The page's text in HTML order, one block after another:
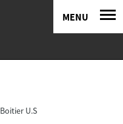
MENU
Boitier U.S